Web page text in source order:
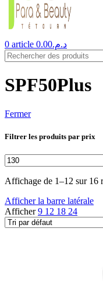
0 article د.م.0.00
SPF50Plus
Fermer
Filtrer les produits par prix
Prix
min
Affichage de 1–12 sur 16
Afficher la barre latérale
Afficher9 12 18 24